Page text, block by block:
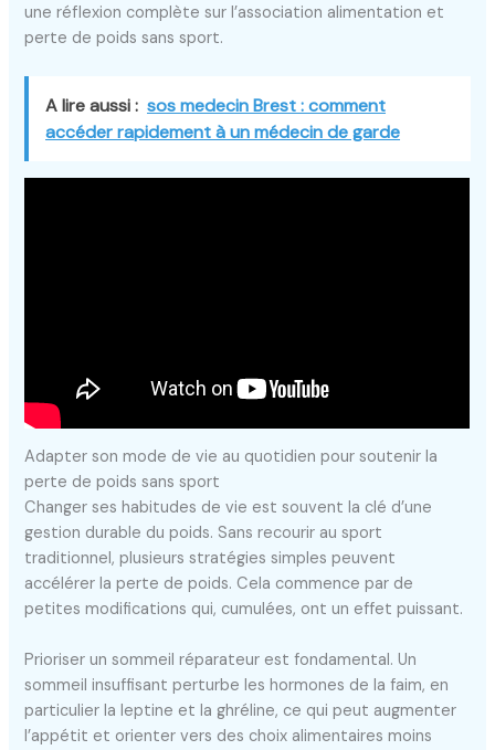
une réflexion complète sur l’association alimentation et
perte de poids sans sport.
A lire aussi : sos medecin Brest : comment
accéder rapidement à un médecin de garde
Adapter son mode de vie au quotidien pour soutenir la
perte de poids sans sport
Changer ses habitudes de vie est souvent la clé d’une
gestion durable du poids. Sans recourir au sport
traditionnel, plusieurs stratégies simples peuvent
accélérer la perte de poids. Cela commence par de
petites modifications qui, cumulées, ont un effet puissant.
Prioriser un sommeil réparateur est fondamental. Un
sommeil insuffisant perturbe les hormones de la faim, en
particulier la leptine et la ghréline, ce qui peut augmenter
l’appétit et orienter vers des choix alimentaires moins